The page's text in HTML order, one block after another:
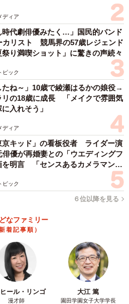
40代 男性）
山があり、竹藪が広がっている
山崩れがとても不安です。所有
生え放題で、台風で竹が家側に
。自治会で伐採を行っています
多いので大変です。ハザード
も、住んでみないとわからない
性）
本大震災があり、敷地の一部が
れた（40代 女性）
離れた場所で大雨による土砂崩
ョンの裏手には山が迫っている
、近くに川がなくても、浸水な
（30代 女性）
が低いと表示はあるものの、数
ディア
時代劇俳優みたく…」国民的バンド
カリスト 競馬界の57歳レジェンド
祭り満喫ショット」に驚きの声続々
ピック
たね～」10歳で綾瀬はるかの娘役→
リの18歳に成長 「メイクで雰囲気
入れそう」
ディア
京キッド」の看板役者 ライダー演
俳優が再婚妻との「ウエディングフ
を明言 「センスあるカメラマン求
ピック
６位以降を見る
なファミリー
新着記事順）
ール・リンゴ
漫才師
大江 篤
園田学園女子大学学長